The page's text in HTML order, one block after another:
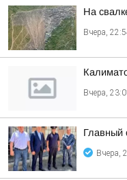
На
Вчера,
Вчера,
Главный
Вчера,